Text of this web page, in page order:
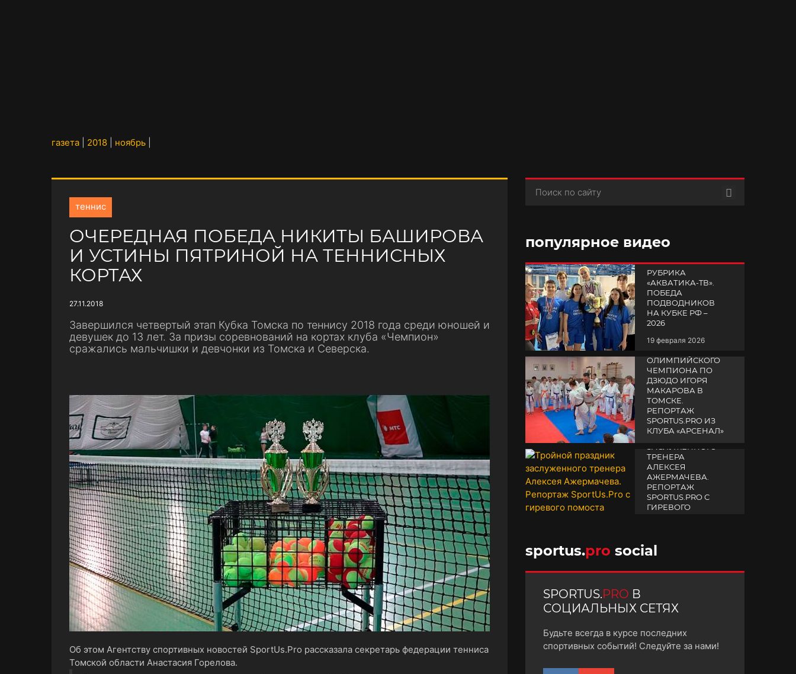
газета 2018 ноябрь
теннис
ОЧЕРЕДНАЯ ПОБЕДА НИКИТЫ БАШИРОВА
И УСТИНЫ ПЯТРИНОЙ НА ТЕННИСНЫХ
КОРТАХ
27.11.2018
Завершился четвертый этап Кубка Томска по теннису 2018 года среди юношей и
девушек до 13 лет. За призы соревнований на кортах клуба «Чемпион»
сражались мальчишки и девчонки из Томска и Северска.
Об этом Агентству спортивных новостей SportUs.Pro рассказала секретарь федерации тенниса
Томской области Анастасия Горелова.
популярное видео
РУБРИКА
«АКВАТИКА-TВ».
ПОБЕДА
ПОДВОДНИКОВ
НА КУБКЕ РФ –
2026
19 февраля 2026
ОЛИМПИЙСКОГО
ЧЕМПИОНА ПО
ДЗЮДО ИГОРЯ
МАКАРОВА В
ТОМСКЕ.
РЕПОРТАЖ
SPORTUS.PRO ИЗ
КЛУБА «АРСЕНАЛ»
14 апреля 2025
ТРОЙНОЙ
ПРАЗДНИК
ТРЕНЕРА
АЛЕКСЕЯ
АЖЕРМАЧЕВА.
РЕПОРТАЖ
SPORTUS.PRO С
ГИРЕВОГО
sportus.pro social
SPORTUS.PRO В
СОЦИАЛЬНЫХ СЕТЯХ
Будьте всегда в курсе последних
спортивных событий! Следуйте за нами!